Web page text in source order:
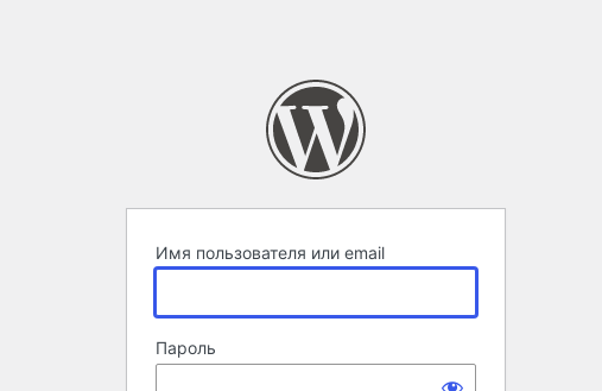
Имя пользователя или email
Пароль